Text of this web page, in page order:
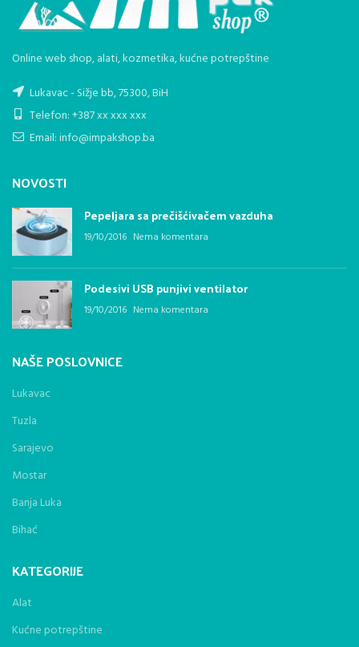
Online web shop, alati, kozmetika, kućne potrepštine
Lukavac - Sižje bb, 75300, BiH
Telefon: +387 xx xxx xxx
Email: info@impakshop.ba
NOVOSTI
Pepeljara sa prečišćivačem vazduha
19/10/2016 Nema komentara
Podesivi USB punjivi ventilator
19/10/2016 Nema komentara
NAŠE POSLOVNICE
Lukavac
Tuzla
Sarajevo
Mostar
Banja Luka
Bihać
KATEGORIJE
Alat
Kućne potrepštine